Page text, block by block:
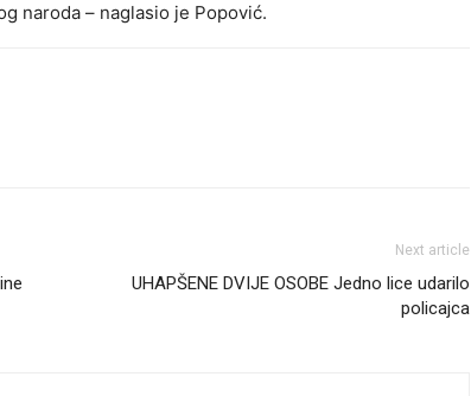
naroda – naglasio je Popović.
Next article
UHAPŠENE DVIJE OSOBE Jedno lice udarilo
policajca